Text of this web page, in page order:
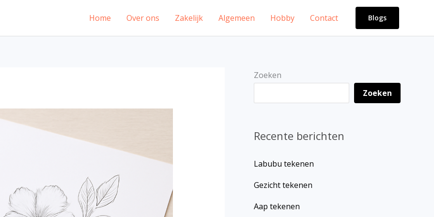
Home Over ons Zakelijk Algemeen Hobby Contact Blogs
Zoeken
Zoeken
Recente berichten
Labubu tekenen
Gezicht tekenen
Aap tekenen